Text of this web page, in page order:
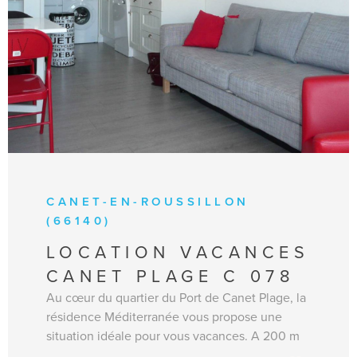
CANET-EN-ROUSSILLON
(66140)
LOCATION VACANCES
CANET PLAGE C 078
Au cœur du quartier du Port de Canet Plage, la
résidence Méditerranée vous propose une
situation idéale pour vous vacances. A 200 m